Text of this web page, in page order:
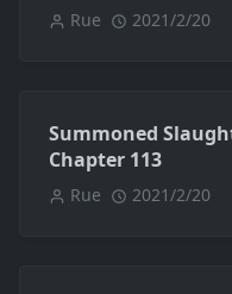
Rue 2021/2/20
Summoned
Chapter 113
Rue 2021/2/20